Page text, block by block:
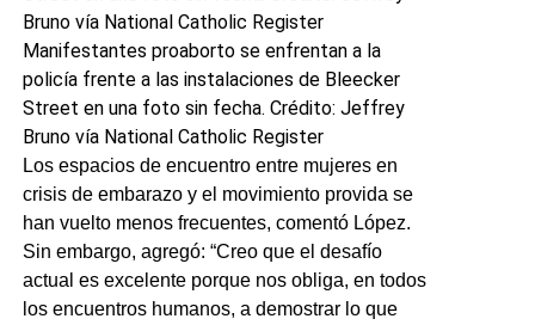
Manifestantes proaborto se enfrentan a la
policía frente a las instalaciones de Bleecker
Street en una foto sin fecha. Crédito: Jeffrey
Bruno vía National Catholic Register
Los espacios de encuentro entre mujeres en
crisis de embarazo y el movimiento provida se
han vuelto menos frecuentes, comentó López.
Sin embargo, agregó: “Creo que el desafío
actual es excelente porque nos obliga, en todos
los encuentros humanos, a demostrar lo que